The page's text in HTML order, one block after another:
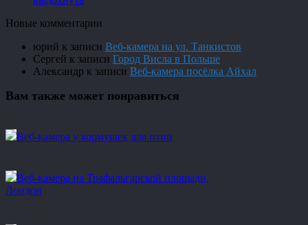
Новые комментарии
юрий к записи Веб-камера на ул. Танкистов
Сергей к записи Город Висла в Польше
Александр к записи Веб-камера посёлка Айхал
Вам также может понравиться
Веб-камера у кормушек для птиц
Веб-камера на Трафальгарской площади,
Лондон